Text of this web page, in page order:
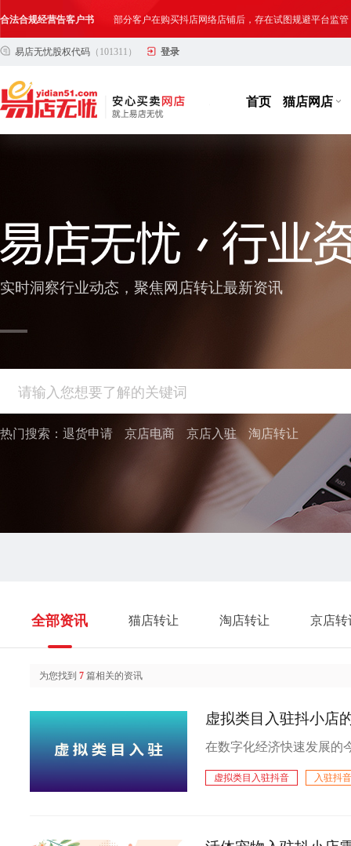
网络店铺合法经营告诫书 为确保网络店铺的合法、规范转让与经营,我司温馨提示
易店无忧股权代码 （101311） 登录
首页 猫店网店
实时洞察行业动态，聚焦网店转让最新资讯
热门搜索： 退货申请 京店电商 京店入驻 淘店转让
全部资讯 猫店转让 淘店转让 京店转
为您找到 7 篇相关的资讯
虚拟类目入驻抖小店
虚拟类目入驻抖音
入驻抖音